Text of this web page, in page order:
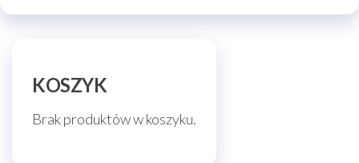
KOSZYK
Brak produktów w koszyku.